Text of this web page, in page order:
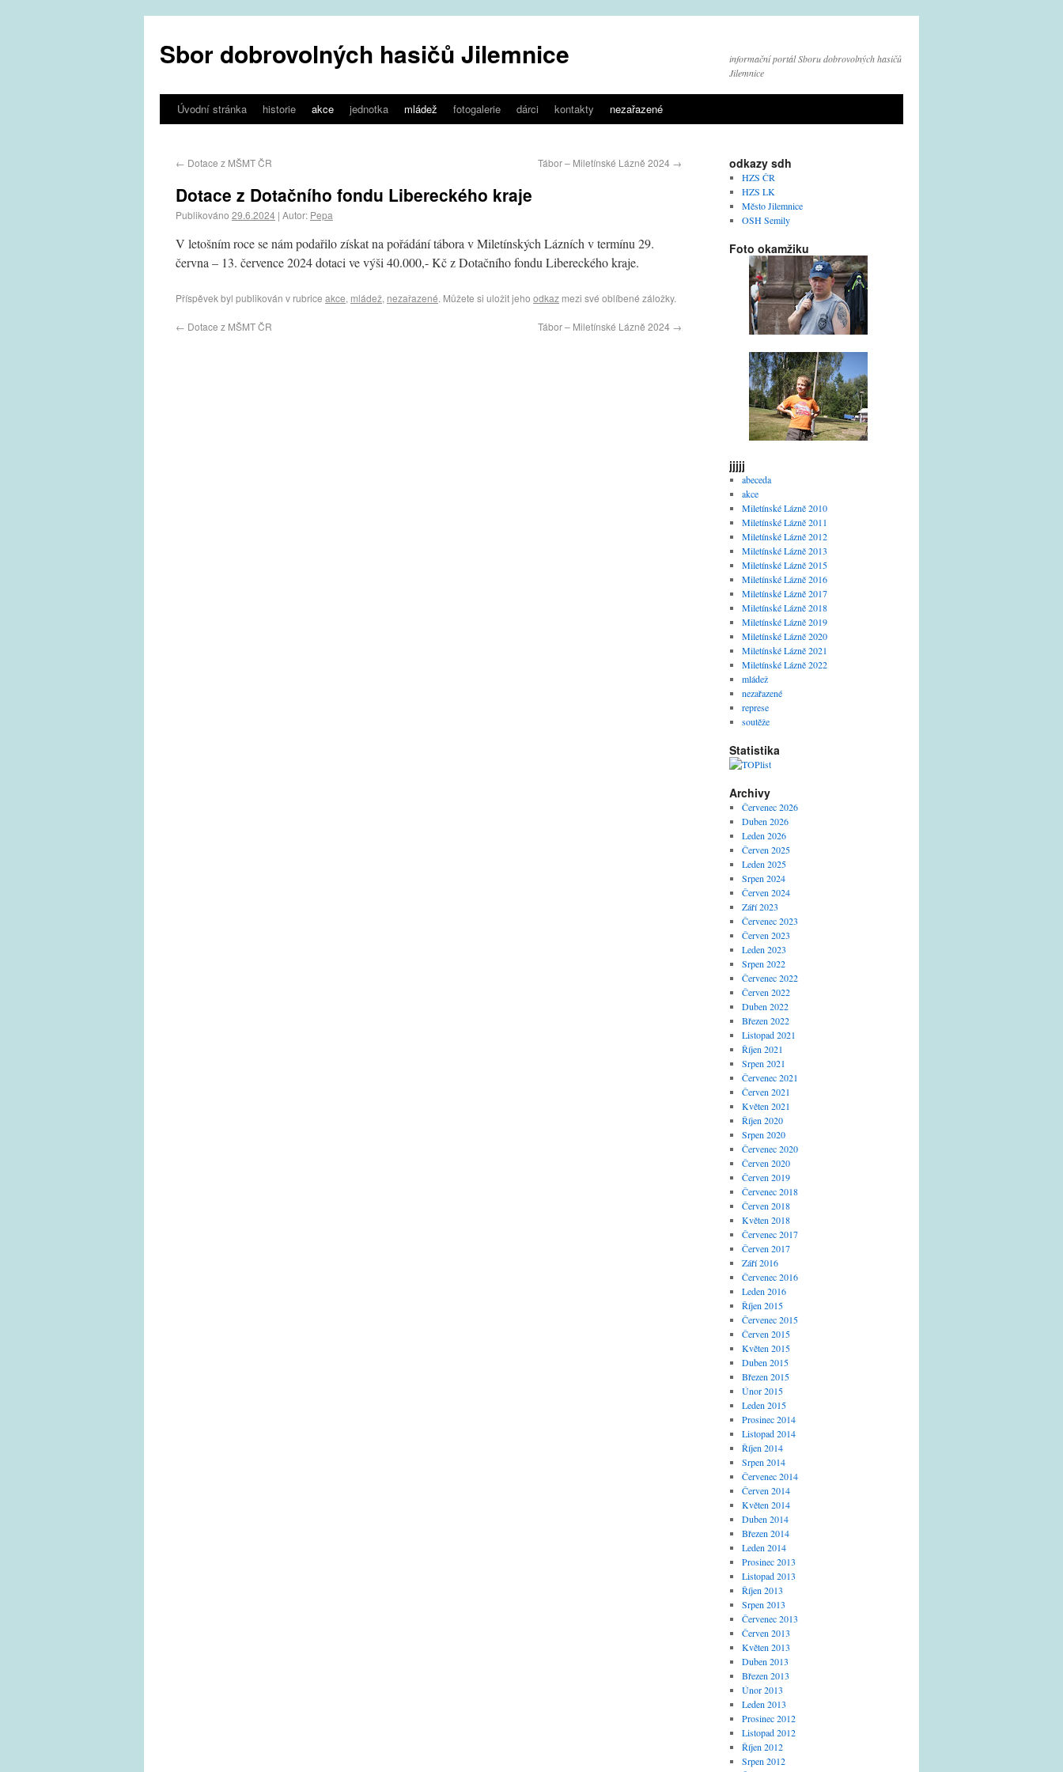
Sbor dobrovolných hasičů Jilemnice
informační portál Sboru dobrovolných hasičů
Jilemnice
Úvodní stránka historie akce jednotka mládež fotogalerie dárci kontakty nezařazené
← Dotace z MŠMT ČR Tábor – Miletínské Lázně 2024 →
Dotace z Dotačního fondu Libereckého kraje
Publikováno 29.6.2024 | Autor: Pepa
V letošním roce se nám podařilo získat na pořádání tábora v Miletínských Lázních v termínu 29.
června – 13. července 2024 dotaci ve výši 40.000,- Kč z Dotačního fondu Libereckého kraje.
Příspěvek byl publikován v rubrice akce, mládež, nezařazené. Můžete si uložit jeho odkaz mezi své oblíbené záložky.
← Dotace z MŠMT ČR Tábor – Miletínské Lázně 2024 →
odkazy sdh
HZS ČR
HZS LK
Město Jilemnice
OSH Semily
Foto okamžiku
jjjjj
abeceda
akce
Miletínské Lázně 2010
Miletínské Lázně 2011
Miletínské Lázně 2012
Miletínské Lázně 2013
Miletínské Lázně 2015
Miletínské Lázně 2016
Miletínské Lázně 2017
Miletínské Lázně 2018
Miletínské Lázně 2019
Miletínské Lázně 2020
Miletínské Lázně 2021
Miletínské Lázně 2022
mládež
nezařazené
represe
soutěže
Statistika
Archivy
Červenec 2026
Duben 2026
Leden 2026
Červen 2025
Leden 2025
Srpen 2024
Červen 2024
Září 2023
Červenec 2023
Červen 2023
Leden 2023
Srpen 2022
Červenec 2022
Červen 2022
Duben 2022
Březen 2022
Listopad 2021
Říjen 2021
Srpen 2021
Červenec 2021
Červen 2021
Květen 2021
Říjen 2020
Srpen 2020
Červenec 2020
Červen 2020
Červen 2019
Červenec 2018
Červen 2018
Květen 2018
Červenec 2017
Červen 2017
Září 2016
Červenec 2016
Leden 2016
Říjen 2015
Červenec 2015
Červen 2015
Květen 2015
Duben 2015
Březen 2015
Únor 2015
Leden 2015
Prosinec 2014
Listopad 2014
Říjen 2014
Srpen 2014
Červenec 2014
Červen 2014
Květen 2014
Duben 2014
Březen 2014
Leden 2014
Prosinec 2013
Listopad 2013
Říjen 2013
Srpen 2013
Červenec 2013
Červen 2013
Květen 2013
Duben 2013
Březen 2013
Únor 2013
Leden 2013
Prosinec 2012
Listopad 2012
Říjen 2012
Srpen 2012